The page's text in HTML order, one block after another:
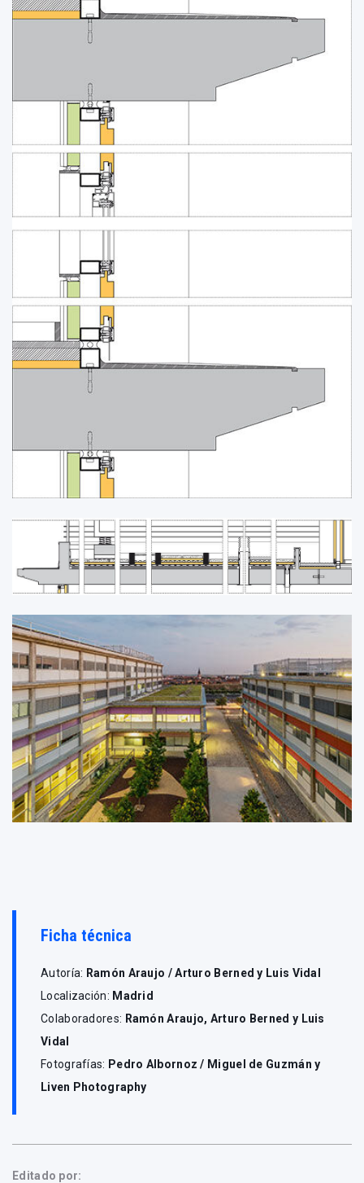
Ficha técnica
Autoría: Ramón Araujo / Arturo Berned y Luis Vidal
Localización: Madrid
Colaboradores: Ramón Araujo, Arturo Berned y Luis
Vidal
Fotografías: Pedro Albornoz / Miguel de Guzmán y
Liven Photography
Editado por: